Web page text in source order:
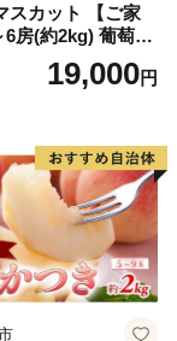
スカット 【ご家
6房(約2kg) 葡萄 ぶ
フルーツ 果物 く
旬の果物 旬のフ
19,000円